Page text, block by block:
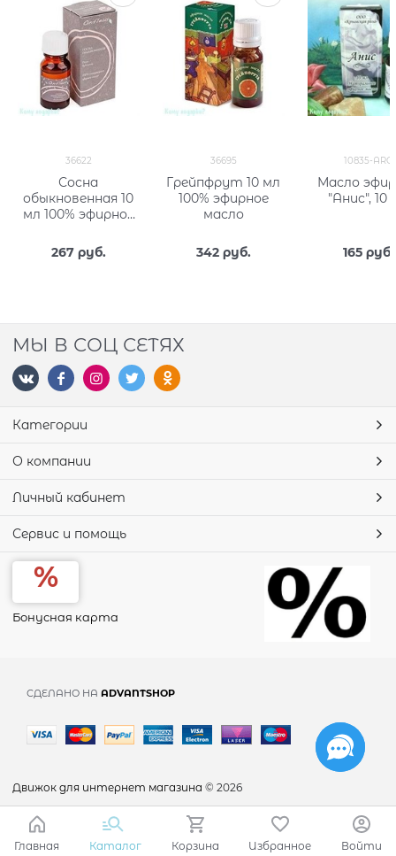
36622
Сосна
обыкновенная 10
мл 100% эфирное
267 руб.
36695
Грейпфрут 10 мл
100% эфирное
масло
342 руб.
10835-ARO
Масло
"Анис", 10
165 руб.
МЫ В СОЦ СЕТЯХ
Категории
О компании
Личный кабинет
Сервис и помощь
Бонусная карта
СДЕЛАНО НА ADVANTSHOP
Движок для интернет магазина © 2026
Главная Каталог Корзина Избранное Войти